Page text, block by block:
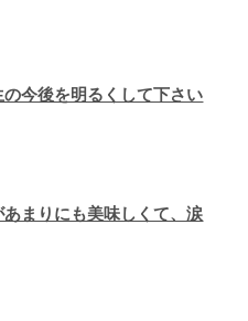
の今後を明るくして下さい
あまりにも美味しくて、涙